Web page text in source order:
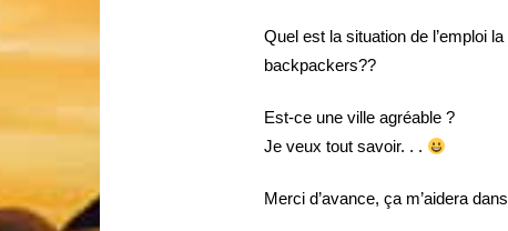
Quel est la situation de l’emploi
backpackers??
Est-ce une ville agréable ?
Je veux tout savoir. . .
Merci d’avance, ça m’aidera